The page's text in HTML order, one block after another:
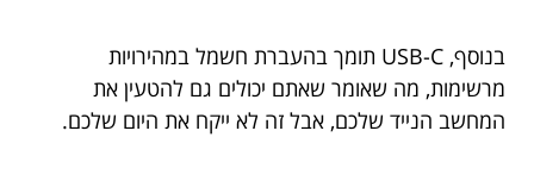
בנוסף, USB-C תומך בהעברת חשמל במהירויות
מרשימות, מה שאומר שאתם יכולים גם להטעין את
המחשב הנייד שלכם, אבל זה לא ייקח את היום שלכם.